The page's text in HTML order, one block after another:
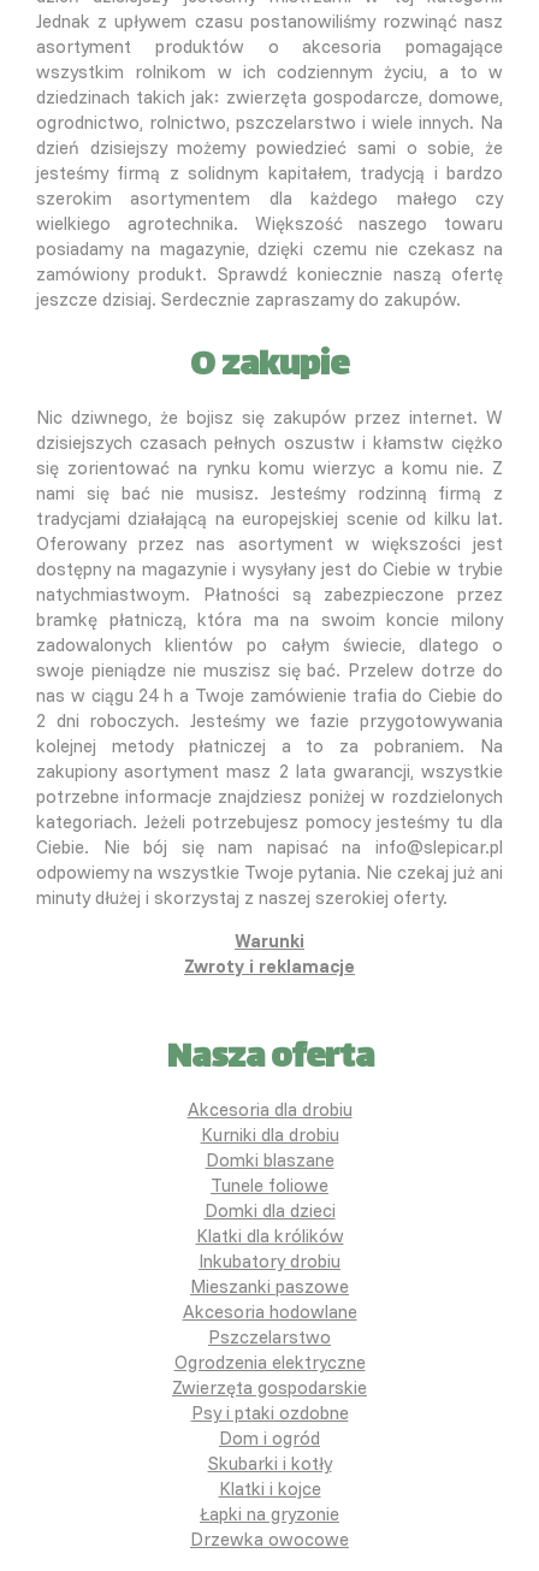
Jednak z upływem czasu postanowiliśmy rozwinąć nasz
asortyment produktów o akcesoria pomagające
wszystkim rolnikom w ich codziennym życiu, a to w
dziedzinach takich jak: zwierzęta gospodarcze, domowe,
ogrodnictwo, rolnictwo, pszczelarstwo i wiele innych. Na
dzień dzisiejszy możemy powiedzieć sami o sobie, że
jesteśmy firmą z solidnym kapitałem, tradycją i bardzo
szerokim asortymentem dla każdego małego czy
wielkiego agrotechnika. Większość naszego towaru
posiadamy na magazynie, dzięki czemu nie czekasz na
zamówiony produkt. Sprawdź koniecznie naszą ofertę
jeszcze dzisiaj. Serdecznie zapraszamy do zakupów.
O zakupie
Nic dziwnego, że bojisz się zakupów przez internet. W
dzisiejszych czasach pełnych oszustw i kłamstw ciężko
się zorientować na rynku komu wierzyc a komu nie. Z
nami się bać nie musisz. Jesteśmy rodzinną firmą z
tradycjami działającą na europejskiej scenie od kilku lat.
Oferowany przez nas asortyment w większości jest
dostępny na magazynie i wysyłany jest do Ciebie w trybie
natychmiastwoym. Płatności są zabezpieczone przez
bramkę płatniczą, która ma na swoim koncie milony
zadowalonych klientów po całym świecie, dlatego o
swoje pieniądze nie muszisz się bać. Przelew dotrze do
nas w ciągu 24 h a Twoje zamówienie trafia do Ciebie do
2 dni roboczych. Jesteśmy we fazie przygotowywania
kolejnej metody płatniczej a to za pobraniem. Na
zakupiony asortyment masz 2 lata gwarancji, wszystkie
potrzebne informacje znajdziesz poniżej w rozdzielonych
kategoriach. Jeżeli potrzebujesz pomocy jesteśmy tu dla
Ciebie. Nie bój się nam napisać na info@slepicar.pl
odpowiemy na wszystkie Twoje pytania. Nie czekaj już ani
minuty dłużej i skorzystaj z naszej szerokiej oferty.
Warunki
Zwroty i reklamacje
Nasza oferta
Akcesoria dla drobiu
Kurniki dla drobiu
Domki blaszane
Tunele foliowe
Domki dla dzieci
Klatki dla królików
Inkubatory drobiu
Mieszanki paszowe
Akcesoria hodowlane
Pszczelarstwo
Ogrodzenia elektryczne
Zwierzęta gospodarskie
Psy i ptaki ozdobne
Dom i ogród
Skubarki i kotły
Klatki i kojce
Łapki na gryzonie
Drzewka owocowe